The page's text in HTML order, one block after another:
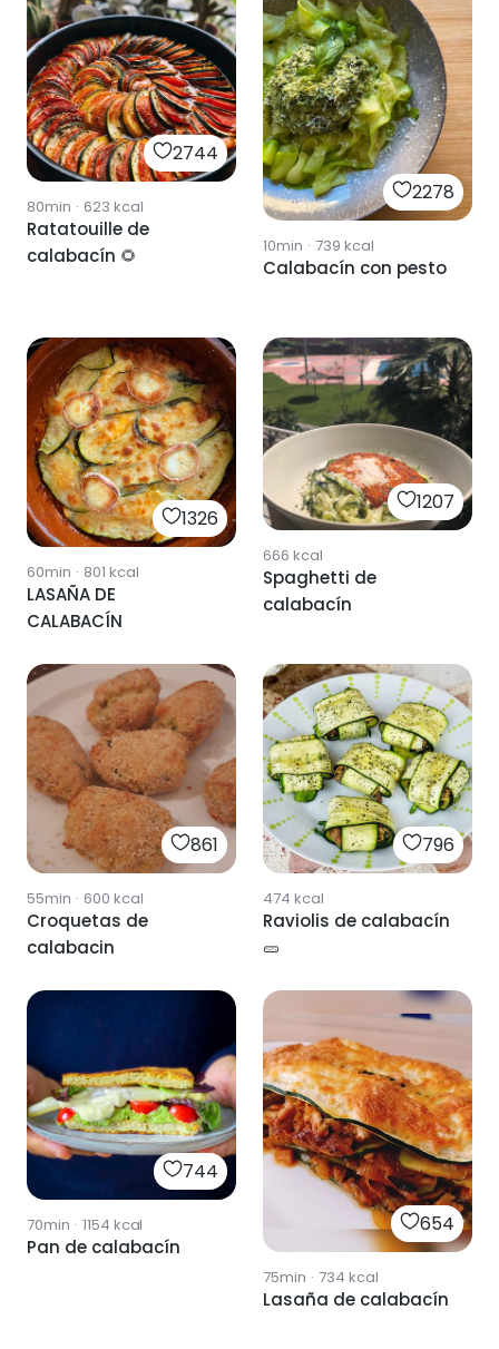
2744
80min · 623 kcal
Ratatouille de
calabacín 🌻
2278
10min · 739 kcal
Calabacín con pesto
1326
60min · 801 kcal
LASAÑA DE
CALABACÍN
1207
666 kcal
Spaghetti de
calabacín
861
55min · 600 kcal
Croquetas de
calabacin
796
474 kcal
Raviolis de calabacín
🥒
744
70min · 1154 kcal
Pan de calabacín
654
75min · 734 kcal
Lasaña de calabacín